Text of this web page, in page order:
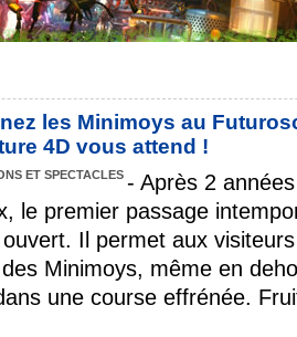
les Minimoys au
4D vous attend !
ET SPECTACLES - Après 2
le premier passage
Il permet aux
Minimoys, même en
une course effrénée.